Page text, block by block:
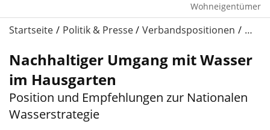
Wohneigentümer
Startseite Politik & Presse Verbandspositionen …
Nachhaltiger Umgang mit Wasser
im Hausgarten
Position und Empfehlungen zur Nationalen
Wasserstrategie